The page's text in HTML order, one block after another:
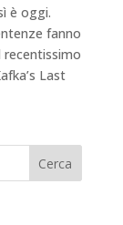
è oggi.
fanno
Last